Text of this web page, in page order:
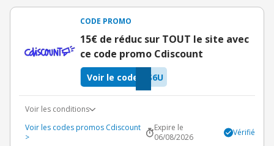
CODE PROMO
15€ de réduc sur TOUT le site avec
ce code promo Cdiscount
S6U
Voir le code
Voir les conditions
Voir les codes promos Cdiscount
>
Expire le
06/08/2026
Vérifié